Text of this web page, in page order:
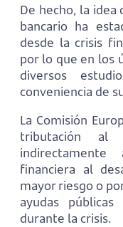
De hecho, la
bancario ha
desde la crisis
por lo que en los
diversos
conveniencia de
La Comisión
tributación al
financiera al
mayor riesgo o
ayudas
durante la crisis.